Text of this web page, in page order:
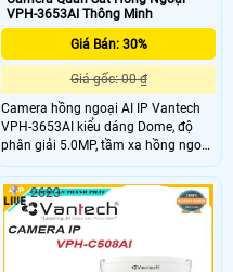
VPH-3653AI Thông Minh
Giá Bán: 30%
Giá gốc: 00 ₫
Camera hồng ngoại AI IP Vantech
VPH-3653AI kiểu dáng Dome, độ
phân giải 5.0MP, tầm xa hồng ngoại
30m cho khả năng quan sát bao
quát, truyền tải dữ liệu với độ nét
cao, chuẩn nén hình ảnh H.265, tiêu
chuẩn IP66 giúp camera chống
nước, nên lắp đặt được trong nhà và
ngoài trời. Lắp đặt
2623